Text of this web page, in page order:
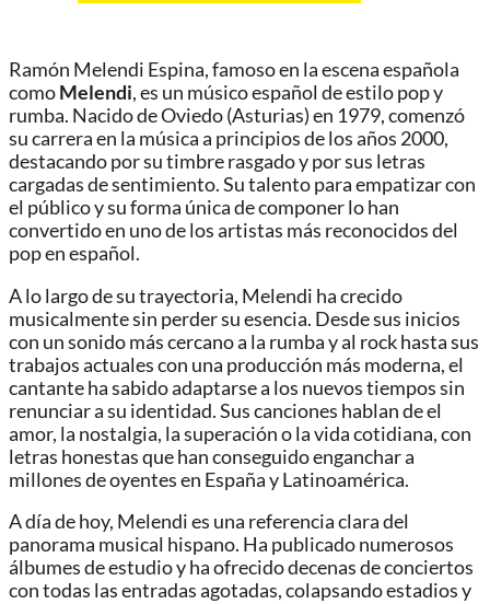
Ramón Melendi Espina, famoso en la escena española
comoMelendi, es un músico español de estilo pop y
rumba. Nacido de Oviedo (Asturias) en 1979, comenzó
su carrera en la música a principios de los años 2000,
destacando por su timbre rasgado y por sus letras
cargadas de sentimiento. Su talento para empatizar con
el público y su forma única de componer lo han
convertido en uno de los artistas más reconocidos del
pop en español.
A lo largo de su trayectoria, Melendi ha crecido
musicalmente sin perder su esencia. Desde sus inicios
con un sonido más cercano a la rumba y al rock hasta sus
trabajos actuales con una producción más moderna, el
cantante ha sabido adaptarse a los nuevos tiempos sin
renunciar a su identidad. Sus canciones hablan de el
amor, la nostalgia, la superación o la vida cotidiana, con
letras honestas que han conseguido enganchar a
millones de oyentes en España y Latinoamérica.
A día de hoy, Melendi es una referencia clara del
panorama musical hispano. Ha publicado numerosos
álbumes de estudio y ha ofrecido decenas de conciertos
con todas las entradas agotadas, colapsando estadios y